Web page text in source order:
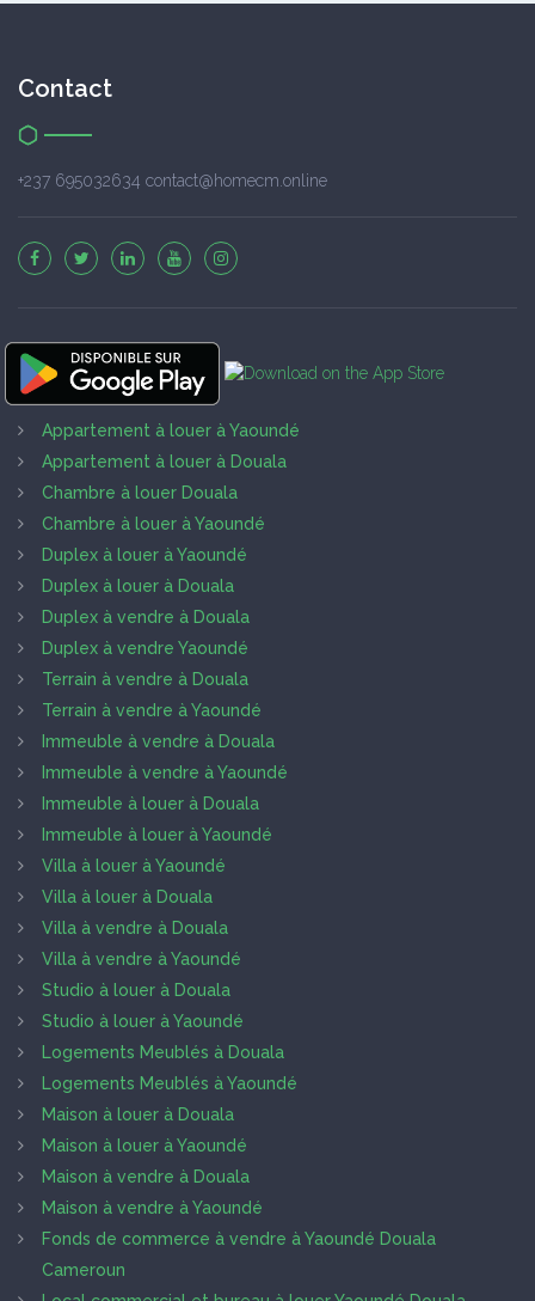
Contact
+237 695032634 contact@homecm.online
Appartement à louer à Yaoundé
Appartement à louer à Douala
Chambre à louer Douala
Chambre à louer à Yaoundé
Duplex à louer à Yaoundé
Duplex à louer à Douala
Duplex à vendre à Douala
Duplex à vendre Yaoundé
Terrain à vendre à Douala
Terrain à vendre à Yaoundé
Immeuble à vendre à Douala
Immeuble à vendre à Yaoundé
Immeuble à louer à Douala
Immeuble à louer à Yaoundé
Villa à louer à Yaoundé
Villa à louer à Douala
Villa à vendre à Douala
Villa à vendre à Yaoundé
Studio à louer à Douala
Studio à louer à Yaoundé
Logements Meublés à Douala
Logements Meublés à Yaoundé
Maison à louer à Douala
Maison à louer à Yaoundé
Maison à vendre à Douala
Maison à vendre à Yaoundé
Fonds de commerce à vendre à Yaoundé Douala
Cameroun